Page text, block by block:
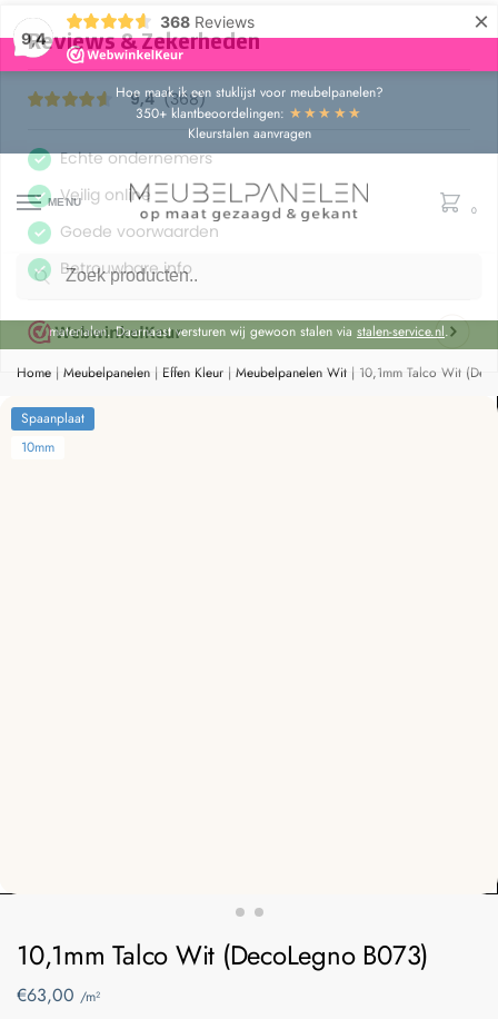
9,4
368 Reviews ×
Hoe maak ik een stuklijst voor meubelpanelen?
350+ klantbeoordelingen: ★★★★★
Kleurstalen aanvragen
MENU
0
Door de bouwvakperiode geldt momenteel een extra levertijd van circa 3 weken
bovenop de reguliere levertijd.
materialen. Daarnaast versturen wij gewoon stalen viastalen-service.nl.
Home | Meubelpanelen | Effen Kleur | Meubelpanelen Wit | 10,1mm Talco Wit
Spaanplaat
10mm
10,1mm Talco Wit (DecoLegno B073)
€63,00 /m²